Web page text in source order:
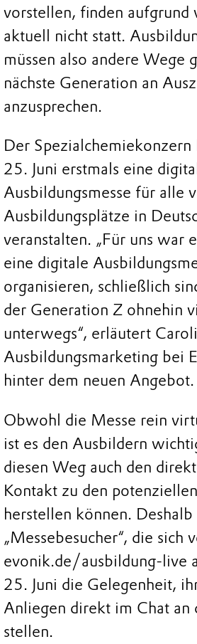
vorstellen, finden aufgrund
aktuell nicht statt.
müssen also andere Wege
nächste Generation an
anzusprechen.
Der
25. Juni erstmals eine
Ausbildungsmesse für alle
Ausbildungsplätze in
veranstalten. „Für uns war
eine digitale
organisieren, schließlich
der Generation Z ohnehin
unterwegs“, erläutert
Ausbildungsmarketing bei
hinter dem neuen Angebot.
Obwohl die Messe rein
ist es den Ausbildern
diesen Weg auch den
Kontakt zu den
herstellen können.
„Messebesucher“, die sich
evonik.de/ausbildung-live
25. Juni die Gelegenheit,
Anliegen direkt im Chat an
stellen.